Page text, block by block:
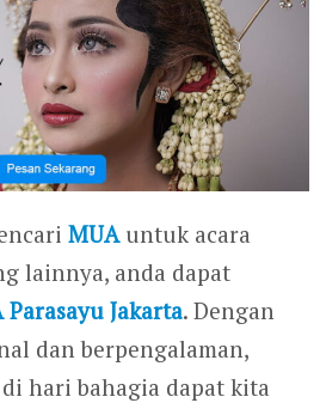
MUAuntuk acara
lainnya, anda dapat
Parasayu Jakarta. Dengan
dan berpengalaman,
hari bahagia dapat kita